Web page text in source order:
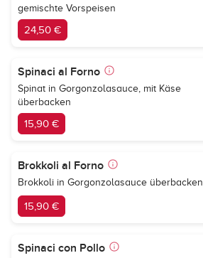
gemischte Vorspeisen
24,50 €
Spinaci al Forno
Spinat in Gorgonzolasauce, mit Käse
überbacken
15,90 €
Brokkoli al Forno
Brokkoli in Gorgonzolasauce überbacken
15,90 €
Spinaci con Pollo